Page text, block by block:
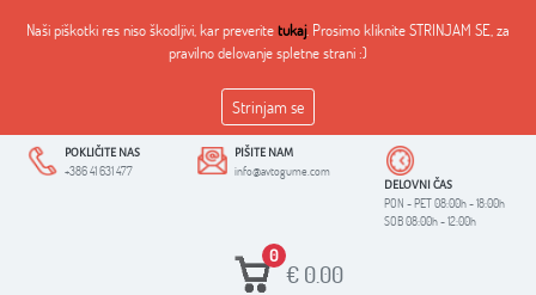
Naši piškotki res niso škodljivi, kar preveritetukaj. Prosimo kliknite STRINJAM SE, za
pravilno delovanje spletne strani :)
Strinjam se
POKLIČITE NAS
+386 41 631 477
PIŠITE NAM
info@avtogume.com
DELOVNI ČAS
PON - PET 08:00h - 18:00h
SOB 08:00h - 12:00h
0
€ 0.00